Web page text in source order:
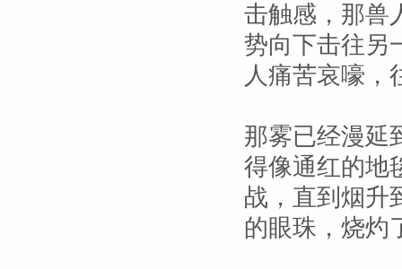
击触感，那兽
势向下击往另
人痛苦哀嚎，
那雾已经漫延
得像通红的地
战，直到烟升
的眼珠，烧灼